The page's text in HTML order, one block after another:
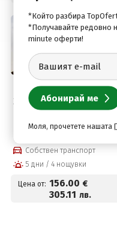
Павел баня, България
Хотел Антик, Павел
4 нощувки със закуски,
вечери и басейн на
от 156 € на човек
Собствен транспорт
5 дни / 4 нощувки
Цена от: 156.00 €
305.11 лв.
*Който разбира
*Получавайте редовно
minute оферти!
Моля, прочетете нашата